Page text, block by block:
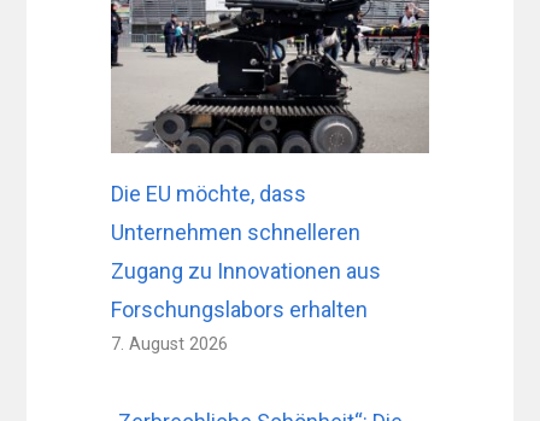
Die EU möchte, dass
Unternehmen schnelleren
Zugang zu Innovationen aus
Forschungslabors erhalten
7. August 2026